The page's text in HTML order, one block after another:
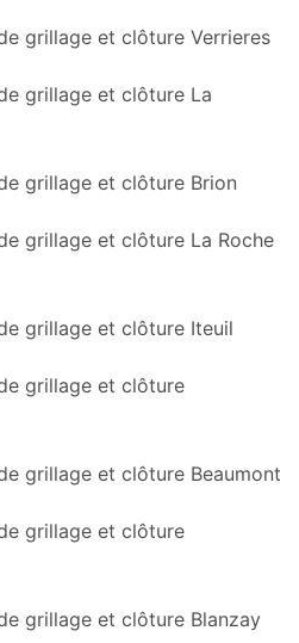
grillage et clôture Verrieres
grillage et clôture La
grillage et clôture Brion
grillage et clôture La Roche
grillage et clôture Iteuil
grillage et clôture
grillage et clôture Beaumont
grillage et clôture
grillage et clôture Blanzay